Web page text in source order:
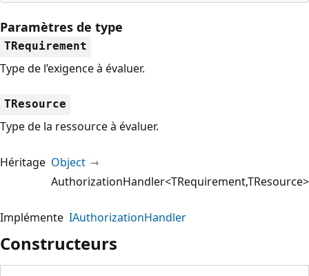
Paramètres de type
TRequirement
Type de l’exigence à évaluer.
TResource
Type de la ressource à évaluer.
Héritage Object
AuthorizationHandler<TRequirement,TResource>
Implémente IAuthorizationHandler
Constructeurs